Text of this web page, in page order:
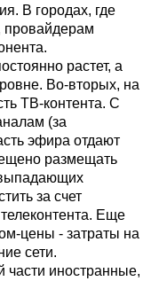
В городах, где
провайдерам
растет, а
Во-вторых, на
ТВ-контента. С
(за
эфира отдают
размещать
выпадающих
за счет
Еще
цены - затраты на
сети.
иностранные,